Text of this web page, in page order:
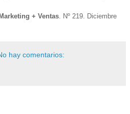
+ Ventas . Nº 219. Diciembre
hay comentarios: